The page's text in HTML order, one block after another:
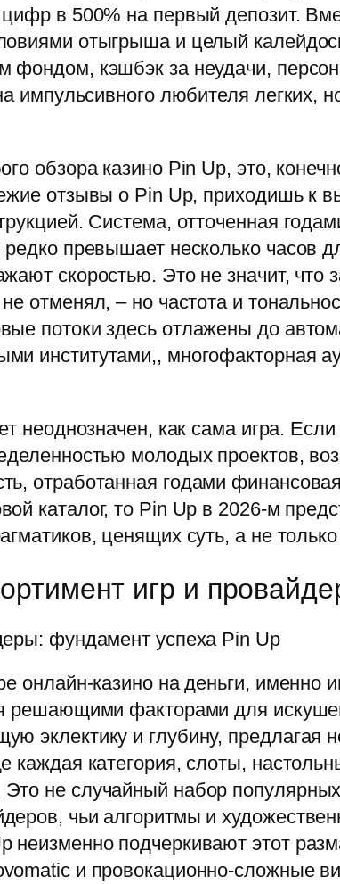
в 500% на первый депозит.
отыгрыша и целый
фондом, кэшбэк за неудачи,
импульсивного любителя
обзора казино Pin Up, это,
отзывы о Pin Up, приходишь к
Система, отточенная
превышает несколько часов
скоростью. Это не значит, что
отменял, – но частота и
потоки здесь отлажены до
институтами,, многофакторная
неоднозначен, как сама игра.
молодых проектов,
отработанная годами
каталог, то Pin Up в 2026-м
ценящих суть, а не
игр и
фундамент успеха Pin Up
онлайн-казино на деньги, именно
решающими факторами для
эклектику и глубину,
каждая категория, слоты,
не случайный набор популярных
чьи алгоритмы и
подчеркивают этот
и провокационно-сложные